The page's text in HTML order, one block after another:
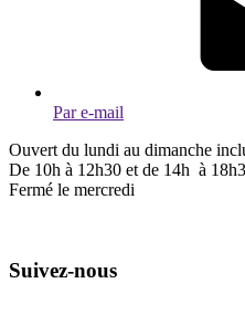
Par e-mail
Ouvert du lundi au dimanche
De 10h à 12h30 et de 14h à
Fermé le mercredi
Suivez-nous